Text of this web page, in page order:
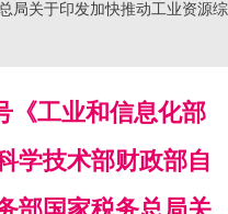
局关于印发加快推动工业资源综
《工业和信息化部
学技术部财政部自